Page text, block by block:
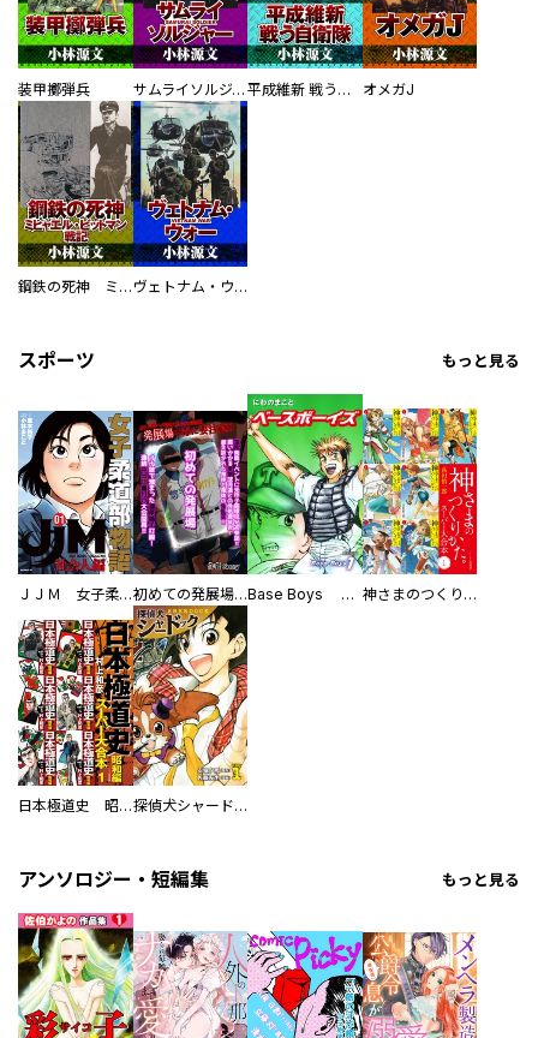
装甲擲弾兵 サムライソルジャー SAMURAI SOLDIER 平成維新 戦う自衛隊 オメガJ
鋼鉄の死神 ミヒャエル・ビットマン戦記 ヴェトナム・ウォー VIETNAM WAR
スポーツ もっと見る
ＪＪＭ 女子柔道部物語 社会人編 初めての発展場 【白抜き修正版】 Base Boys 新装版 神さまのつくりかた。スーパー大合本
日本極道史 昭和編 スーパー大合本 探偵犬シャードック（新装版）
アンソロジー・短編集 もっと見る